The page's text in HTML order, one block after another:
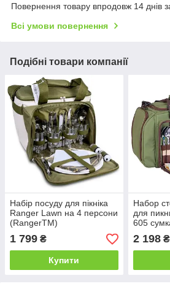
Повернення товару впродовж 14 днів
Всі умови повернення
Подібні товари компанії
Набір посуду для пікніка
Ranger Lawn на 4 персони
(RangerTM)
1 799 ₴
Купити
Набор
для
605
зеленый
(Ranger
2 198₴